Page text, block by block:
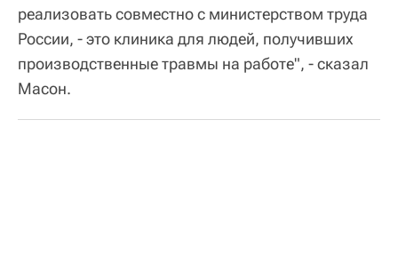
реализовать совместно с министерством труда
России, - это клиника для людей, получивших
производственные травмы на работе", - сказал
Масон.